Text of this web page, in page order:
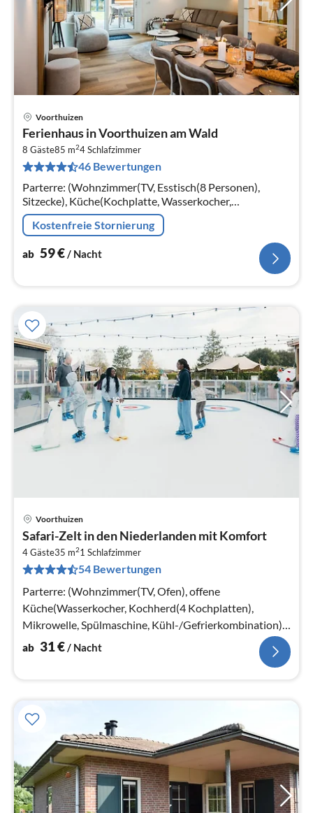
Voorthuizen
Ferienhaus in Voorthuizen am Wald
8 Gäste85 m24Schlafzimmer
46 Bewertungen
Parterre: (Wohnzimmer(TV, Esstisch(8 Personen),
Sitzecke), Küche(Kochplatte, Wasserkocher,
Kaffeemaschine, Backofen, Mikrowelle, Spülmaschine,
Kühlschrank, Tiefkühlschrank, , )
Kostenfreie Stornierung
ab 59€/ Nacht
Voorthuizen
Safari-Zelt in den Niederlanden mit Komfort
4 Gäste35 m21 Schlafzimmer
54 Bewertungen
Parterre: (Wohnzimmer(TV, Ofen), offene
Küche(Wasserkocher, Kochherd(4 Kochplatten),
Mikrowelle, Spülmaschine, Kühl-/Gefrierkombination),
Schlafzimmer(Etagenbett)
ab 31€/ Nacht